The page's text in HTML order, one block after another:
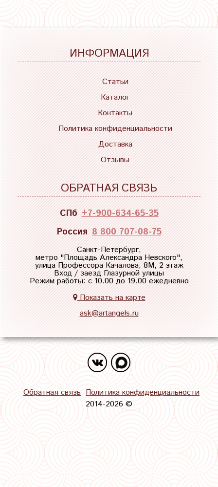
ИНФОРМАЦИЯ
Статьи
Каталог
Контакты
Политика конфиденциальности
Доставка
Отзывы
ОБРАТНАЯ СВЯЗЬ
СПб +7-900-634-65-35
Россия 8 800 707-08-75
Санкт-Петербург,
метро "Площадь Александра Невского",
улица Профессора Качалова, 8М, 2 этаж
Вход / заезд Глазурной улицы
Режим работы: с 10.00 до 19.00 ежедневно
Показать на карте
ask@artangels.ru
Обратная связь Политика конфиденциальности
2014-2026 ©